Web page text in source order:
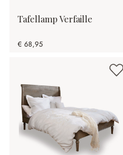
Tafellamp Verfaille
€ 68,95